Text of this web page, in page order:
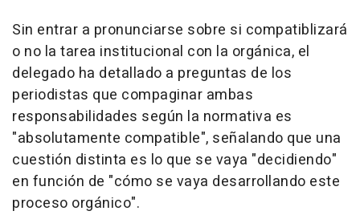
Sin entrar a pronunciarse sobre si compatiblizará
o no la tarea institucional con la orgánica, el
delegado ha detallado a preguntas de los
periodistas que compaginar ambas
responsabilidades según la normativa es
"absolutamente compatible", señalando que una
cuestión distinta es lo que se vaya "decidiendo"
en función de "cómo se vaya desarrollando este
proceso orgánico".